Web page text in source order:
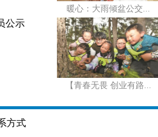
公示
暖心：大雨倾盆公交...
【青春无畏 创业有路...
方式